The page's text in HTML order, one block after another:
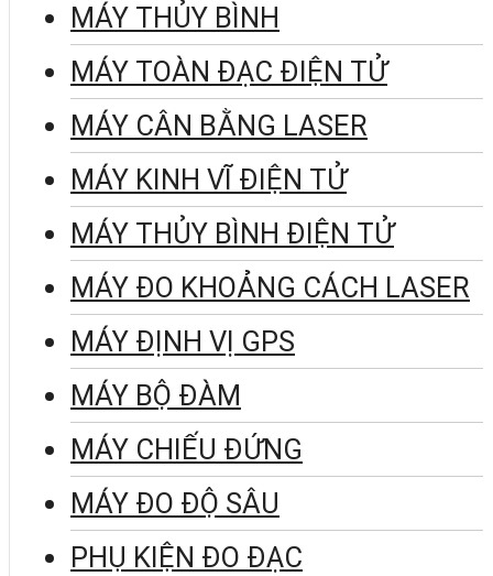
MÁY THỦY BÌNH
MÁY TOÀN ĐẠC ĐIỆN TỬ
MÁY CÂN BẰNG LASER
MÁY KINH VĨ ĐIỆN TỬ
MÁY THỦY BÌNH ĐIỆN TỬ
MÁY ĐO KHOẢNG CÁCH LASER
MÁY ĐỊNH VỊ GPS
MÁY BỘ ĐÀM
MÁY CHIẾU ĐỨNG
MÁY ĐO ĐỘ SÂU
PHỤ KIỆN ĐO ĐẠC